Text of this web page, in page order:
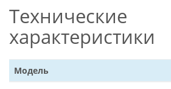
Технические
характеристики
Модель